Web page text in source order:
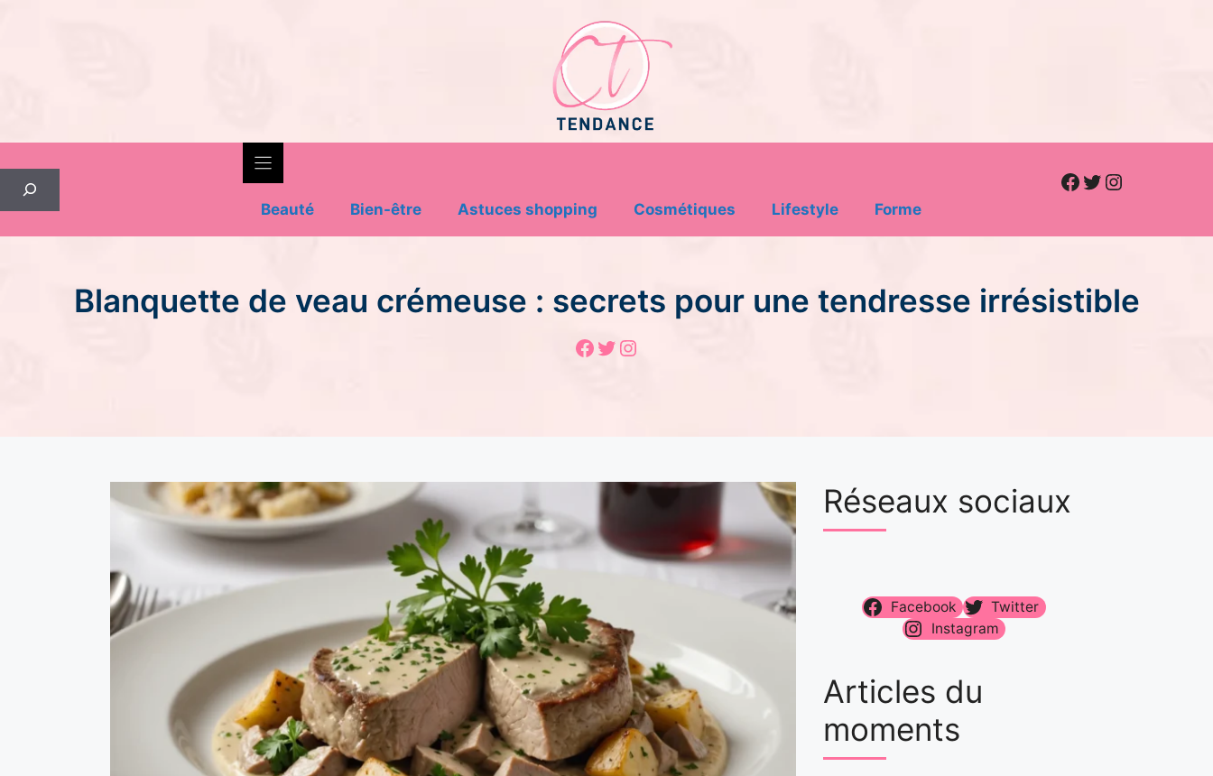
Beauté
Bien-être Astuces shopping Cosmétiques Lifestyle Forme
Facebook
Twitter
Instagram
Blanquette de veau crémeuse : secrets pour une tendresse irrésistible
Facebook
Twitter
Instagram
Réseaux sociaux
Facebook
Twitter
Instagram
Articles du
moments